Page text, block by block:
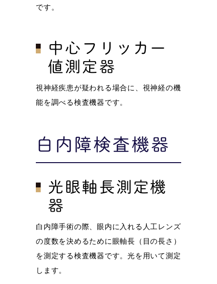
です。
中心フリッカー
値測定器
視神経疾患が疑われる場合に、視神経の機
能を調べる検査機器です。
白内障検査機器
光眼軸長測定機
器
白内障手術の際、眼内に入れる人工レンズ
の度数を決めるために眼軸長（目の長さ）
を測定する検査機器です。光を用いて測定
します。